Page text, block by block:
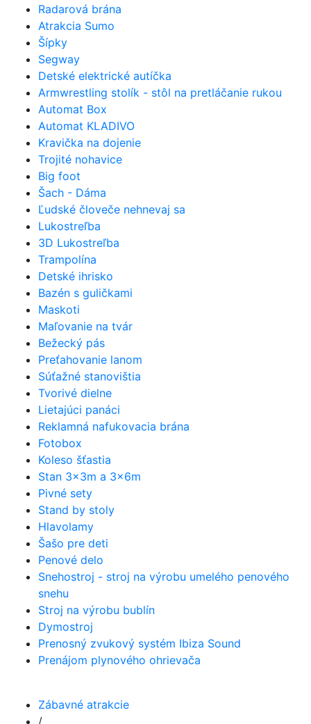
Radarová brána
Atrakcia Sumo
Šípky
Segway
Detské elektrické autíčka
Armwrestling stolík - stôl na pretláčanie rukou
Automat Box
Automat KLADIVO
Kravička na dojenie
Trojité nohavice
Big foot
Šach - Dáma
Ľudské človeče nehnevaj sa
Lukostreľba
3D Lukostreľba
Trampolína
Detské ihrisko
Bazén s guličkami
Maskoti
Maľovanie na tvár
Bežecký pás
Preťahovanie lanom
Súťažné stanovištia
Tvorivé dielne
Lietajúci panáci
Reklamná nafukovacia brána
Fotobox
Koleso šťastia
Stan 3x3m a 3x6m
Pivné sety
Stand by stoly
Hlavolamy
Šašo pre deti
Penové delo
Snehostroj - stroj na výrobu umelého penového
snehu
Stroj na výrobu bublín
Dymostroj
Prenosný zvukový systém Ibiza Sound
Prenájom plynového ohrievača
Zábavné atrakcie
/